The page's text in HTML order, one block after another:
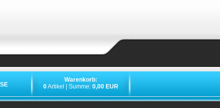
Warenkorb:
0Artikel | Summe: 0,00 EUR